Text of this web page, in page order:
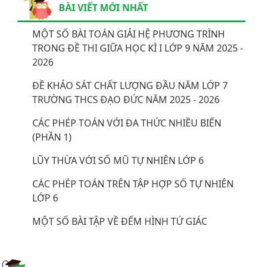
BÀI VIẾT MỚI NHẤT
MỘT SỐ BÀI TOÁN GIẢI HỆ PHƯƠNG TRÌNH
TRONG ĐỀ THI GIỮA HỌC KÌ I LỚP 9 NĂM 2025 -
2026
ĐỀ KHẢO SÁT CHẤT LƯỢNG ĐẦU NĂM LỚP 7
TRƯỜNG THCS ĐẠO ĐỨC NĂM 2025 - 2026
CÁC PHÉP TOÁN VỚI ĐA THỨC NHIỀU BIẾN
(PHẦN 1)
LŨY THỪA VỚI SỐ MŨ TỰ NHIÊN LỚP 6
CÁC PHÉP TOÁN TRÊN TẬP HỢP SỐ TỰ NHIÊN
LỚP 6
MỘT SỐ BÀI TẬP VỀ ĐẾM HÌNH TỨ GIÁC